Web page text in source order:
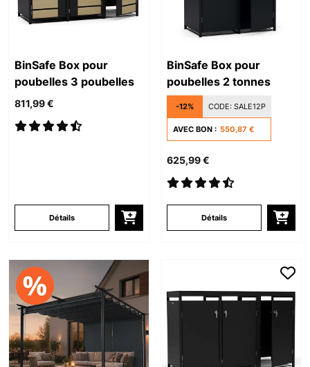
BinSafe Box pour
poubelles 3 poubelles
811,99 €
Détails
BinSafe Box pour
poubelles 2 tonnes
-12% CODE: SALE12P
AVEC BON : 550,87 €
625,99 €
Détails